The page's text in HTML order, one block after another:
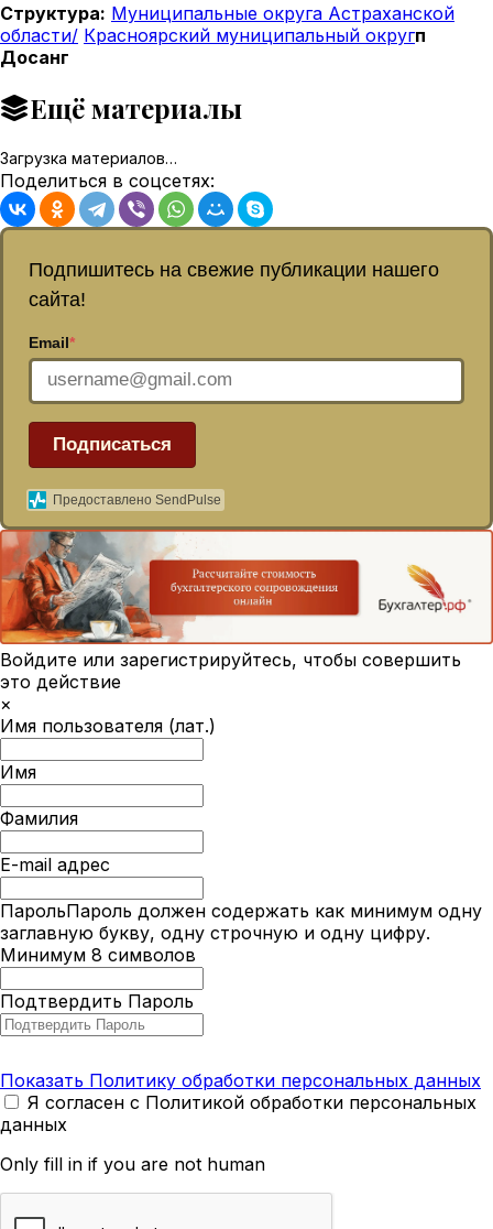
Структура: Муниципальные округа Астраханской
области/ Красноярский муниципальный округп
Досанг
Ещё материалы
Загрузка материалов…
Поделиться в соцсетях:
Подпишитесь на свежие публикации нашего
сайта!
Email*
Подписаться
Предоставлено SendPulse
Войдите или зарегистрируйтесь, чтобы совершить
это действие
×
Имя пользователя (лат.)
Имя
Фамилия
E-mail адрес
ПарольПароль должен содержать как минимум одну
заглавную букву, одну строчную и одну цифру.
Минимум 8 символов
Подтвердить Пароль
Показать Политику обработки персональных данных
Я согласен с Политикой обработки персональных
данных
Only fill in if you are not human